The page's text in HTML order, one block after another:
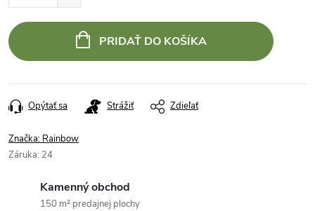
PRIDAŤ DO KOŠÍKA
Opýtať sa Strážiť Zdieľať
Značka: Rainbow
Záruka: 24
Kamenný obchod
150 m² predajnej plochy